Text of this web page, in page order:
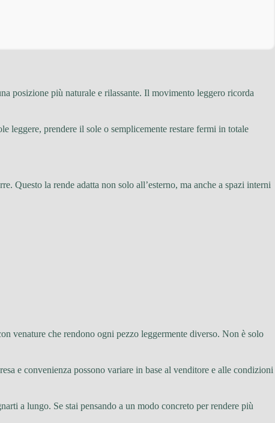
posizione più naturale e rilassante. Il movimento leggero ricorda
leggere, prendere il sole o semplicemente restare fermi in totale
Questo la rende adatta non solo all’esterno, ma anche a spazi interni
venature che rendono ogni pezzo leggermente diverso. Non è solo
e convenienza possono variare in base al venditore e alle condizioni
a lungo. Se stai pensando a un modo concreto per rendere più